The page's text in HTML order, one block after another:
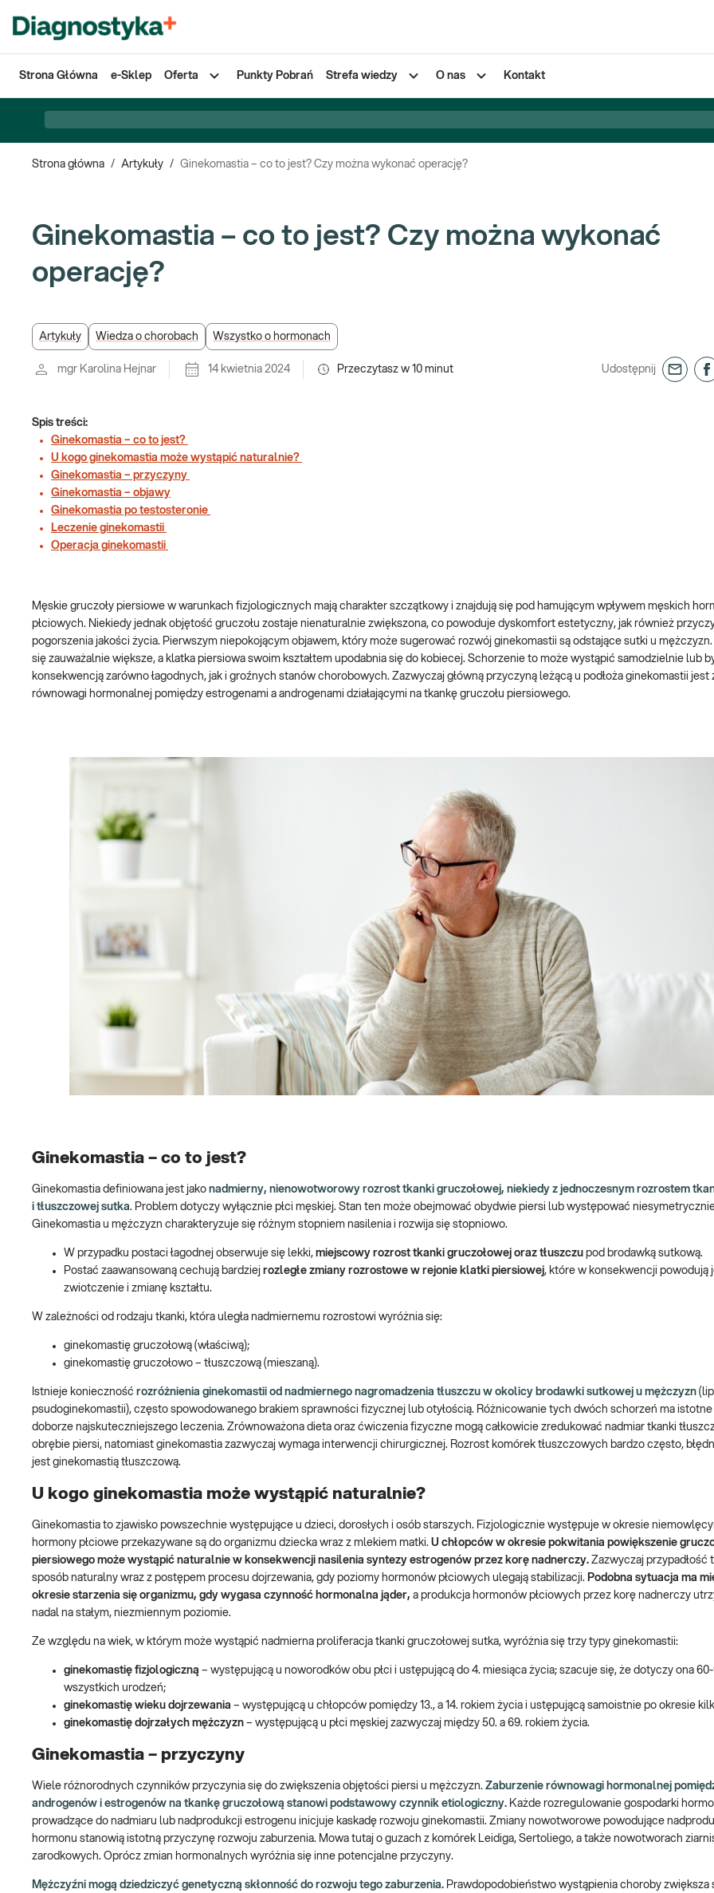
Strona Główna e-Sklep Oferta Punkty Pobrań Strefa wiedzy O nas Kontakt
Strona główna / Artykuły / Ginekomastia – co to jest? Czy można wykonać operację?
Ginekomastia – co to jest? Czy można wykonać
operację?
Artykuły Wiedza o chorobach Wszystko o hormonach
mgr Karolina Hejnar 14 kwietnia 2024 Przeczytasz w 10 minut Udostępnij
Spis treści:
Ginekomastia – co to jest?
U kogo ginekomastia może wystąpić naturalnie?
Ginekomastia – przyczyny
Ginekomastia – objawy
Ginekomastia po testosteronie
Leczenie ginekomastii
Operacja ginekomastii
Męskie gruczoły piersiowe w warunkach fizjologicznych mają charakter szczątkowy i znajdują się pod hamującym wpływem męskich
płciowych. Niekiedy jednak objętość gruczołu zostaje nienaturalnie zwiększona, co powoduje dyskomfort estetyczny, jak również
pogorszenia jakości życia. Pierwszym niepokojącym objawem, który może sugerować rozwój ginekomastii są odstające sutki u mężczyzn.
się zauważalnie większe, a klatka piersiowa swoim kształtem upodabnia się do kobiecej. Schorzenie to może wystąpić samodzielnie lub
konsekwencją zarówno łagodnych, jak i groźnych stanów chorobowych. Zazwyczaj główną przyczyną leżącą u podłoża ginekomastii jest
równowagi hormonalnej pomiędzy estrogenami a androgenami działającymi na tkankę gruczołu piersiowego.
Ginekomastia – co to jest?
Ginekomastia definiowana jest jako nadmierny, nienowotworowy rozrost tkanki gruczołowej, niekiedy z jednoczesnym rozrostem
i tłuszczowej sutka. Problem dotyczy wyłącznie płci męskiej. Stan ten może obejmować obydwie piersi lub występować
Ginekomastia u mężczyzn charakteryzuje się różnym stopniem nasilenia i rozwija się stopniowo.
W przypadku postaci łagodnej obserwuje się lekki, miejscowy rozrost tkanki gruczołowej oraz tłuszczu pod brodawką sutkową.
Postać zaawansowaną cechują bardziej rozległe zmiany rozrostowe w rejonie klatki piersiowej, które w konsekwencji powodują
zwiotczenie i zmianę kształtu.
W zależności od rodzaju tkanki, która uległa nadmiernemu rozrostowi wyróżnia się:
ginekomastię gruczołową (właściwą);
ginekomastię gruczołowo – tłuszczową (mieszaną).
Istnieje konieczność rozróżnienia ginekomastii od nadmiernego nagromadzenia tłuszczu w okolicy brodawki sutkowej u mężczyzn
psudoginekomastii), często spowodowanego brakiem sprawności fizycznej lub otyłością. Różnicowanie tych dwóch schorzeń ma
doborze najskuteczniejszego leczenia. Zrównoważona dieta oraz ćwiczenia fizyczne mogą całkowicie zredukować nadmiar tkanki
obrębie piersi, natomiast ginekomastia zazwyczaj wymaga interwencji chirurgicznej. Rozrost komórek tłuszczowych bardzo często,
jest ginekomastią tłuszczową.
U kogo ginekomastia może wystąpić naturalnie?
Ginekomastia to zjawisko powszechnie występujące u dzieci, dorosłych i osób starszych. Fizjologicznie występuje w okresie
hormony płciowe przekazywane są do organizmu dziecka wraz z mlekiem matki. U chłopców w okresie pokwitania powiększenie
piersiowego może wystąpić naturalnie w konsekwencji nasilenia syntezy estrogenów przez korę nadnerczy. Zazwyczaj przypadłość
sposób naturalny wraz z postępem procesu dojrzewania, gdy poziomy hormonów płciowych ulegają stabilizacji. Podobna sytuacja ma
okresie starzenia się organizmu, gdy wygasa czynność hormonalna jąder, a produkcja hormonów płciowych przez korę nadnerczy
nadal na stałym, niezmiennym poziomie.
Ze względu na wiek, w którym może wystąpić nadmierna proliferacja tkanki gruczołowej sutka, wyróżnia się trzy typy ginekomastii:
ginekomastię fizjologiczną – występującą u noworodków obu płci i ustępującą do 4. miesiąca życia; szacuje się, że dotyczy ona
wszystkich urodzeń;
ginekomastię wieku dojrzewania – występującą u chłopców pomiędzy 13., a 14. rokiem życia i ustępującą samoistnie po okresie
ginekomastię dojrzałych mężczyzn – występującą u płci męskiej zazwyczaj między 50. a 69. rokiem życia.
Ginekomastia – przyczyny
Wiele różnorodnych czynników przyczynia się do zwiększenia objętości piersi u mężczyzn. Zaburzenie równowagi hormonalnej
androgenów i estrogenów na tkankę gruczołową stanowi podstawowy czynnik etiologiczny. Każde rozregulowanie gospodarki
prowadzące do nadmiaru lub nadprodukcji estrogenu inicjuje kaskadę rozwoju ginekomastii. Zmiany nowotworowe powodujące
hormonu stanowią istotną przyczynę rozwoju zaburzenia. Mowa tutaj o guzach z komórek Leidiga, Sertoliego, a także nowotworach
zarodkowych. Oprócz zmian hormonalnych wyróżnia się inne potencjalne przyczyny.
Mężczyźni mogą dziedziczyć genetyczną skłonność do rozwoju tego zaburzenia. Prawdopodobieństwo wystąpienia choroby zwiększa